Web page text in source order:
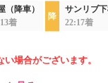
（降車）
着
サンリブ下
22:17着
場合がございます。